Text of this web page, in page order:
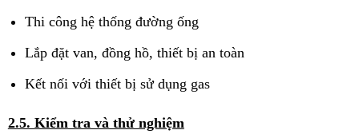
Thi công hệ thống đường ống
Lắp đặt van, đồng hồ, thiết bị an toàn
Kết nối với thiết bị sử dụng gas
2.5. Kiểm tra và thử nghiệm